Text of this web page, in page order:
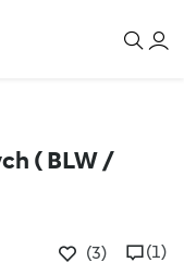
( BLW /
(3) (1)